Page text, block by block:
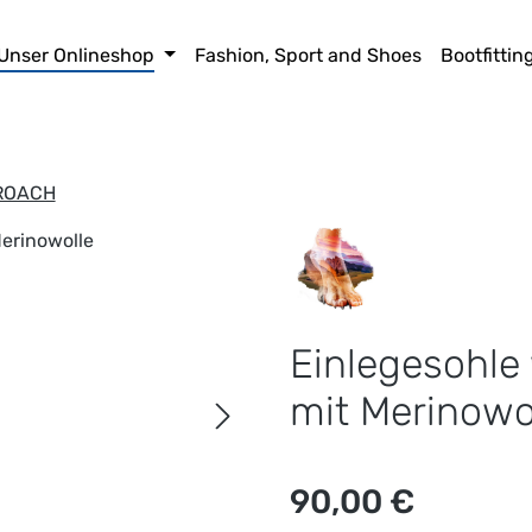
Onlineshop Fashion, Sport and Shoes
mit
Regulärer Preis:
90,00 €